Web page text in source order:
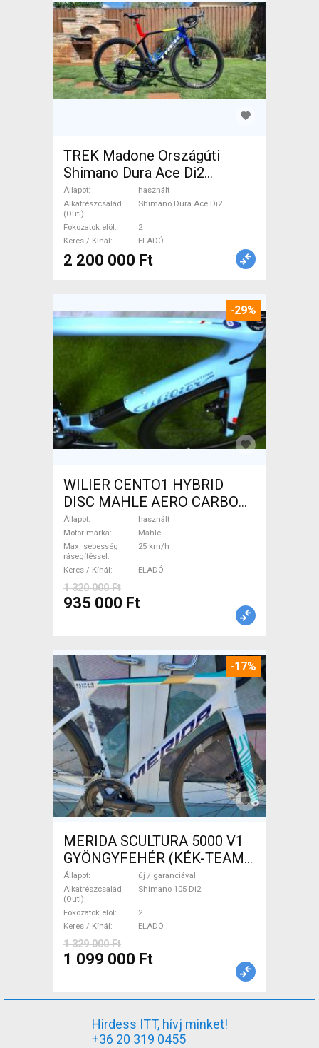
TREK Madone Országúti
Shimano Dura Ace Di2
tárcsafék használt ELADÓ
Állapot
használt
Alkatrészcsalád
(Outi)
Shimano Dura Ace Di2
Fokozatok elöl
2
Keres / Kínál
ELADÓ
2 200 000 Ft
-29%
WILIER CENTO1 HYBRID
DISC MAHLE AERO CARBON
kerekek XL Elektromos
Országúti / Gravel Mahle
használt ELADÓ
Állapot
használt
Motor márka
Mahle
Max. sebesség
rásegítéssel
25 km/h
Keres / Kínál ELADÓ
1 320 000 Ft
935 000 Ft
-17%
MERIDA SCULTURA 5000 V1
GYÖNGYFEHÉR (KÉK-TEAM)
( XS,S,M) Országúti Shimano
105 Di2 tárcsafék új /
garanciával ELADÓ
Állapot
új / garanciával
Alkatrészcsalád
(Outi)
Shimano 105 Di2
Fokozatok elöl
2
Keres / Kínál
ELADÓ
1 329 000 Ft
1 099 000 Ft
Hirdess ITT, hívj minket!
+36 20 319 0455